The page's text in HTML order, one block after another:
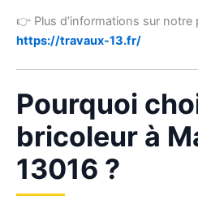
👉 Plus d’informations sur notre
https://travaux-13.fr/
Pourquoi
bricoleur à
13016 ?